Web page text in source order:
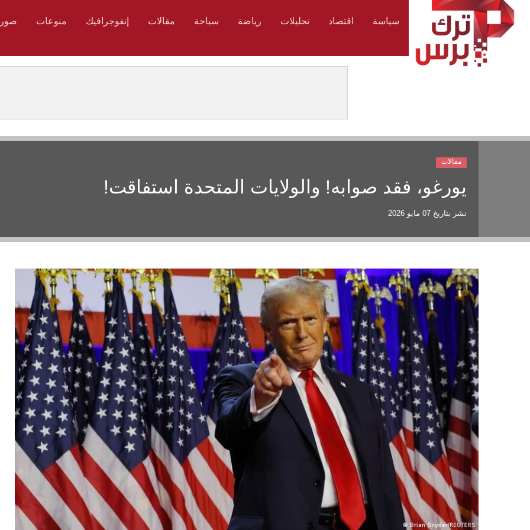
سياسة اقتصاد تحليلات رياضة سياحة مقالات إنفوجرافيك منوعات صور
يورغو، فقد صوابه! والولايات المتحدة استفاقت!
نشر بتاريخ 07 مايو 2026
مقالات